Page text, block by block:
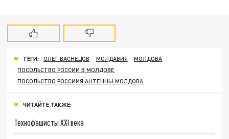
ТЕГИ: ОЛЕГ ВАСНЕЦОВ МОЛДАВИЯ
МОЛДОВА
ПОСОЛЬСТВО РОССИИ В МОЛДОВЕ
ПОСОЛЬСТВО РОССИИЯ АНТЕННЫ МОЛДОВА
ЧИТАЙТЕ ТАКЖЕ:
Технофашисты XXI века